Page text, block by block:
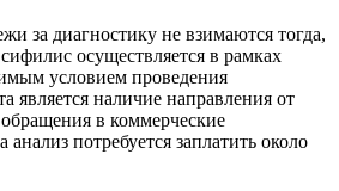
за диагностику не взимаются тогда,
осуществляется в рамках
условием проведения
является наличие направления от
в коммерческие
потребуется заплатить около